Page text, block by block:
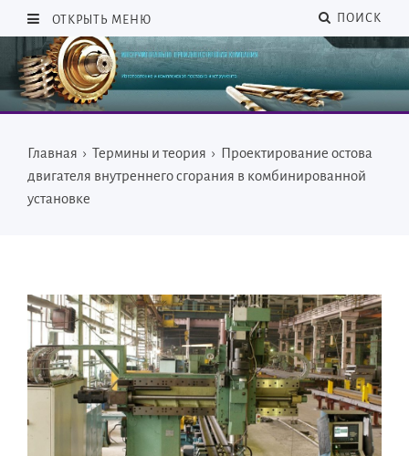
ОТКРЫТЬ МЕНЮ ПОИСК
Главная › Термины и теория › Проектирование остова
двигателя внутреннего сгорания в комбинированной
установке